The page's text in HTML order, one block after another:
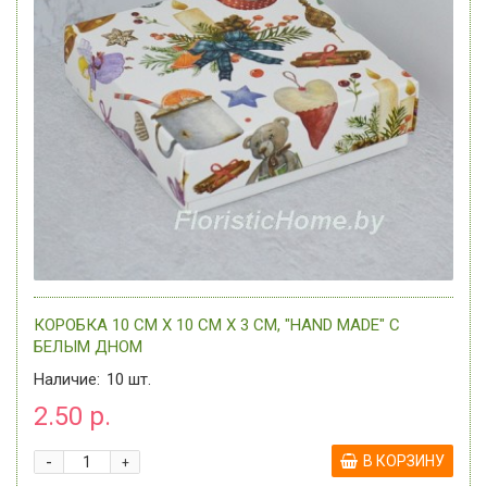
КОРОБКА 10 СМ Х 10 СМ Х 3 СМ, "HAND MADE" C
БЕЛЫМ ДНОМ
Наличие: 10 шт.
2.50 р.
+
- В КОРЗИНУ